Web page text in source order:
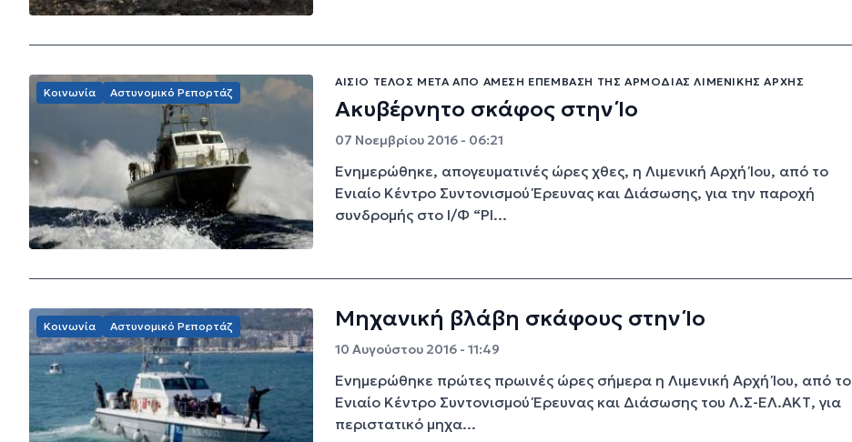
Κοινωνία Αστυνομικό Ρεπορτάζ
ΑΊΣΙΟ ΤΈΛΟΣ ΜΕΤΆ ΑΠΌ ΆΜΕΣΗ ΕΠΈΜΒΑΣΗ ΤΗΣ ΑΡΜΌΔΙΑΣ ΛΙΜΕΝΙΚΉΣ ΑΡΧΉΣ
Ακυβέρνητο σκάφος στην Ίο
07 Νοεμβρίου 2016 - 06:21
Ενημερώθηκε, απογευματινές ώρες χθες, η Λιμενική Αρχή Ίου, από το
Ενιαίο Κέντρο Συντονισμού Έρευνας και Διάσωσης, για την παροχή
συνδρομής στο Ι/Φ “PI...
Κοινωνία Αστυνομικό Ρεπορτάζ Μηχανική βλάβη σκάφους στην Ίο
10 Αυγούστου 2016 - 11:49
Ενημερώθηκε πρώτες πρωινές ώρες σήμερα η Λιμενική Αρχή Ίου, από το
Ενιαίο Κέντρο Συντονισμού Έρευνας και Διάσωσης του Λ.Σ-ΕΛ.ΑΚΤ, για
περιστατικό μηχα...